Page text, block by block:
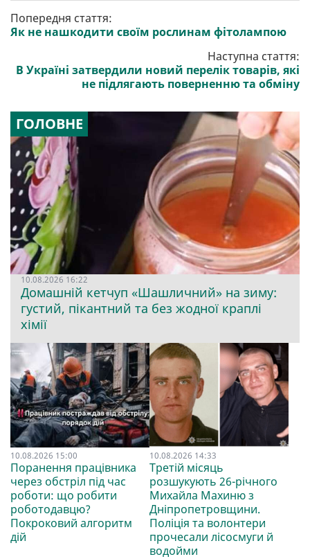
Попередня стаття:
Як не нашкодити своїм рослинам фітолампою
Наступна стаття:
В Україні затвердили новий перелік товарів, які
не підлягають поверненню та обміну
ГОЛОВНЕ
10.08.2026 16:22
Домашній кетчуп «Шашличний» на зиму:
густий, пікантний та без жодної краплі
хімії
10.08.2026 15:00
Поранення працівника
через обстріл під час
роботи: що робити
роботодавцю?
Покроковий алгоритм
дій
10.08.2026 14:33
Третій місяць
розшукують 26-річного
Михайла Махиню з
Дніпропетровщини.
Поліція та волонтери
прочесали лісосмуги й
водойми